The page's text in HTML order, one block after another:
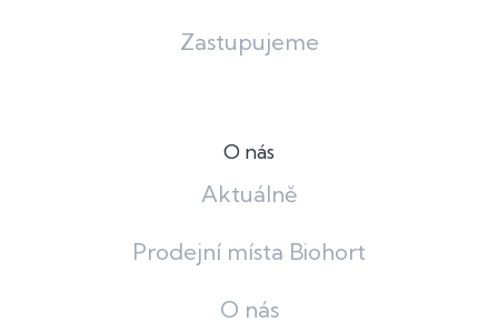
Zastupujeme
O nás
Aktuálně
Prodejní místa Biohort
O nás